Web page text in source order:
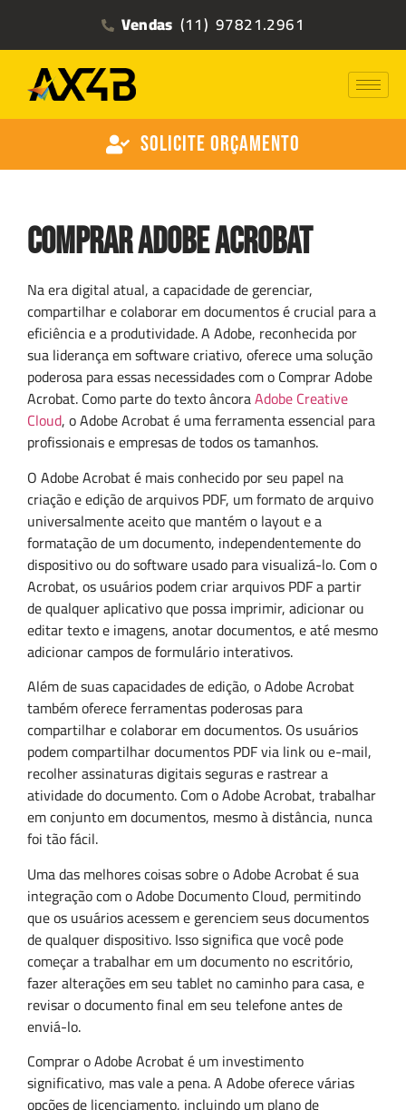
Vendas (11) 97821.2961
Solicite Orçamento
Comprar Adobe Acrobat
Na era digital atual, a capacidade de gerenciar,
compartilhar e colaborar em documentos é crucial para a
eficiência e a produtividade. A Adobe, reconhecida por
sua liderança em software criativo, oferece uma solução
poderosa para essas necessidades com o Comprar Adobe
Acrobat. Como parte do texto âncoraAdobe Creative
Cloud, o Adobe Acrobat é uma ferramenta essencial para
profissionais e empresas de todos os tamanhos.
O Adobe Acrobat é mais conhecido por seu papel na
criação e edição de arquivos PDF, um formato de arquivo
universalmente aceito que mantém o layout e a
formatação de um documento, independentemente do
dispositivo ou do software usado para visualizá-lo. Com o
Acrobat, os usuários podem criar arquivos PDF a partir
de qualquer aplicativo que possa imprimir, adicionar ou
editar texto e imagens, anotar documentos, e até mesmo
adicionar campos de formulário interativos.
Além de suas capacidades de edição, o Adobe Acrobat
também oferece ferramentas poderosas para
compartilhar e colaborar em documentos. Os usuários
podem compartilhar documentos PDF via link ou e-mail,
recolher assinaturas digitais seguras e rastrear a
atividade do documento. Com o Adobe Acrobat, trabalhar
em conjunto em documentos, mesmo à distância, nunca
foi tão fácil.
Uma das melhores coisas sobre o Adobe Acrobat é sua
integração com o Adobe Documento Cloud, permitindo
que os usuários acessem e gerenciem seus documentos
de qualquer dispositivo. Isso significa que você pode
começar a trabalhar em um documento no escritório,
fazer alterações em seu tablet no caminho para casa, e
revisar o documento final em seu telefone antes de
enviá-lo.
Comprar o Adobe Acrobat é um investimento
significativo, mas vale a pena. A Adobe oferece várias
opções de licenciamento, incluindo um plano de